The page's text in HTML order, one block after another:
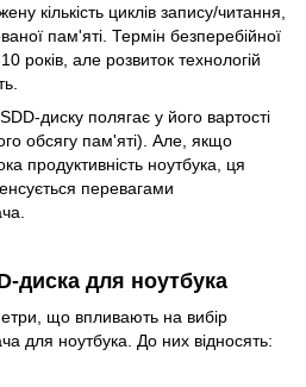
кількість циклів запису/читання,
пам'яті. Термін безперебійної
років, але розвиток технологій
диску полягає у його вартості
обсягу пам'яті). Але, якщо
продуктивність ноутбука, ця
перевагами
диска для ноутбука
що впливають на вибір
для ноутбука. До них відносять: